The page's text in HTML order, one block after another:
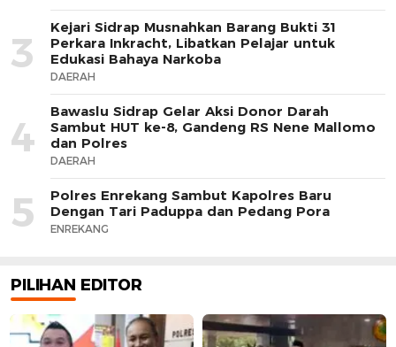
3
Kejari Sidrap Musnahkan Barang Bukti 31
Perkara Inkracht, Libatkan Pelajar untuk
Edukasi Bahaya Narkoba
DAERAH
4
Bawaslu Sidrap Gelar Aksi Donor Darah
Sambut HUT ke-8, Gandeng RS Nene Mallomo
dan Polres
DAERAH
5
Polres Enrekang Sambut Kapolres Baru
Dengan Tari Paduppa dan Pedang Pora
ENREKANG
PILIHAN EDITOR